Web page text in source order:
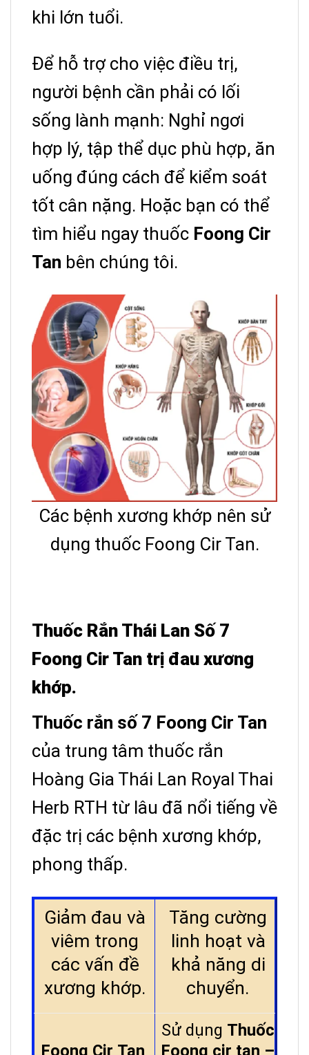
khi lớn tuổi.
Để hỗ trợ cho việc điều trị,
người bệnh cần phải có lối
sống lành mạnh: Nghỉ ngơi
hợp lý, tập thể dục phù hợp, ăn
uống đúng cách để kiểm soát
tốt cân nặng. Hoặc bạn có thể
tìm hiểu ngay thuốc Foong Cir
Tan bên chúng tôi.
Các bệnh xương khớp nên sử
dụng thuốc Foong Cir Tan.
Thuốc Rắn Thái Lan Số 7
Foong Cir Tan trị đau xương
khớp.
Thuốc rắn số 7 Foong Cir Tan
của trung tâm thuốc rắn
Hoàng Gia Thái Lan Royal Thai
Herb RTH từ lâu đã nổi tiếng về
đặc trị các bệnh xương khớp,
phong thấp.
Giảm đau và
viêm trong
các vấn đề
xương khớp.
Tăng cường
linh hoạt và
khả năng di
chuyển.
Foong Cir Tan
Sử dụng Thuốc
Foong cir tan –